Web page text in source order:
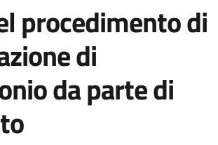
procedimento di
di
da parte di